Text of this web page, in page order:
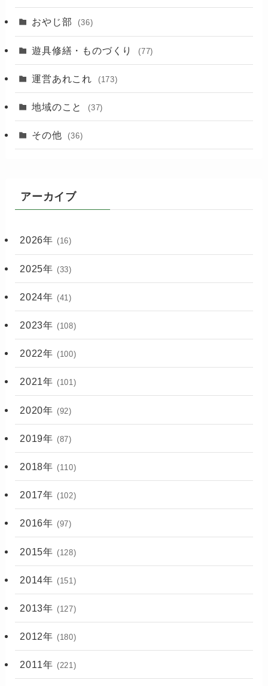
(3)
おやじ部 (36)
遊具修繕・ものづくり (77)
運営あれこれ (173)
地域のこと (37)
その他 (36)
アーカイブ
2026年 (16)
2025年 (33)
2024年 (41)
2023年 (108)
2022年 (100)
2021年 (101)
2020年 (92)
2019年 (87)
2018年 (110)
2017年 (102)
2016年 (97)
2015年 (128)
2014年 (151)
2013年 (127)
2012年 (180)
2011年 (221)